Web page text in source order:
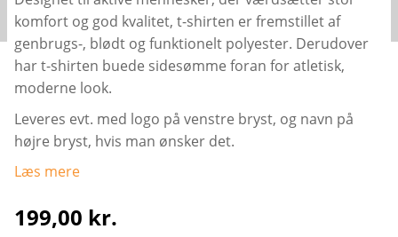
komfort og god kvalitet, t-shirten er fremstillet af
genbrugs-, blødt og funktionelt polyester. Derudover
har t-shirten buede sidesømme foran for atletisk,
moderne look.
Leveres evt. med logo på venstre bryst, og navn på
højre bryst, hvis man ønsker det.
Læs mere
199,00 kr.